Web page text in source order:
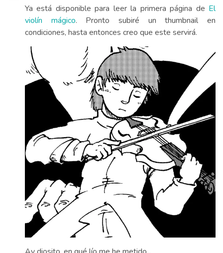
Ya está disponible para leer la primera página de El
violín mágico. Pronto subiré un thumbnail en
condiciones, hasta entonces creo que este servirá.